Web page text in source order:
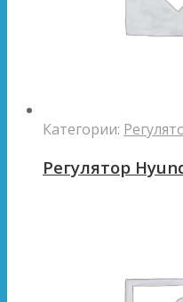
Категории:
Регулятор